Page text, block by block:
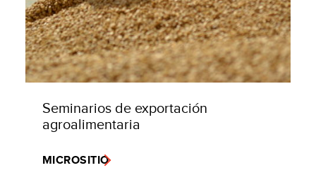
Seminarios de exportación
agroalimentaria
MICROSITIO